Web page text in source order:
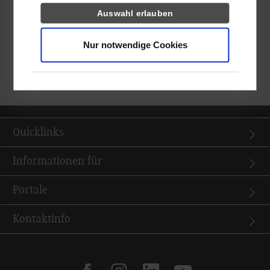
Auswahl erlauben
Nur notwendige Cookies
Die Professor*innen und Mitarbeitenden des INDIS sind
gespannt auf die Ergebnisse und werden die Studierenden in
Zu den sieben ausgewählten Challenges im Überblick:INDIS-
Challenges
Quicklinks
Informationen für
Portale
Kontaktinfo